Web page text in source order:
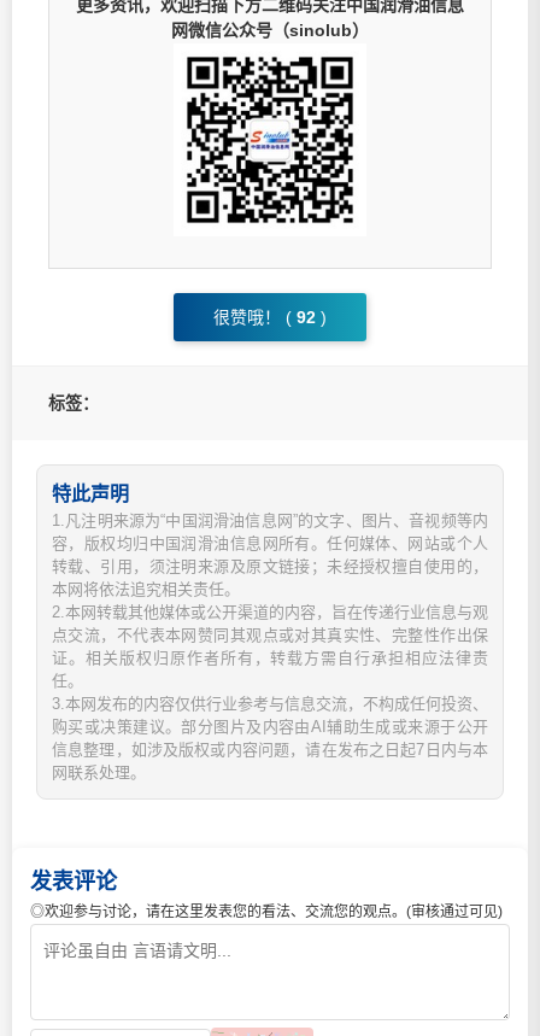
更多资讯，欢迎扫描下方二维码关注中国润滑油信息
网微信公众号（sinolub）
很赞哦！ ( 92 )
标签：
特此声明
1.凡注明来源为“中国润滑油信息网”的文字、图片、音视频等内
容，版权均归中国润滑油信息网所有。任何媒体、网站或个人
转载、引用，须注明来源及原文链接；未经授权擅自使用的，
本网将依法追究相关责任。
2.本网转载其他媒体或公开渠道的内容，旨在传递行业信息与观
点交流，不代表本网赞同其观点或对其真实性、完整性作出保
证。相关版权归原作者所有，转载方需自行承担相应法律责
任。
3.本网发布的内容仅供行业参考与信息交流，不构成任何投资、
购买或决策建议。部分图片及内容由AI辅助生成或来源于公开
信息整理，如涉及版权或内容问题，请在发布之日起7日内与本
网联系处理。
发表评论
◎欢迎参与讨论，请在这里发表您的看法、交流您的观点。(审核通过可见)